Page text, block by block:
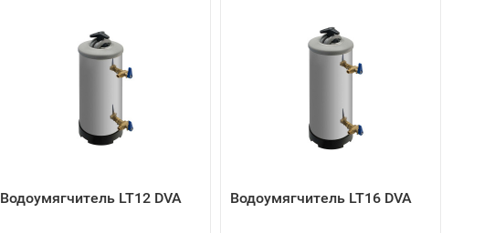
Водоумягчитель LT12 DVA Водоумягчитель LT16 DVA